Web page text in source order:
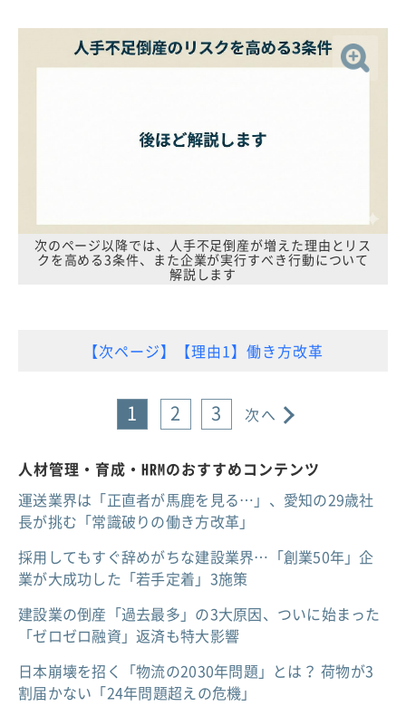
次のページ以降では、人手不足倒産が増えた理由とリス
クを高める3条件、また企業が実行すべき行動について
解説します
【次ページ】【理由1】働き方改革
1 2 3 次へ
人材管理・育成・HRMのおすすめコンテンツ
運送業界は「正直者が馬鹿を見る…」、愛知の29歳社
長が挑む「常識破りの働き方改革」
採用してもすぐ辞めがちな建設業界…「創業50年」企
業が大成功した「若手定着」3施策
建設業の倒産「過去最多」の3大原因、ついに始まった
「ゼロゼロ融資」返済も特大影響
日本崩壊を招く「物流の2030年問題」とは？ 荷物が3
割届かない「24年問題超えの危機」